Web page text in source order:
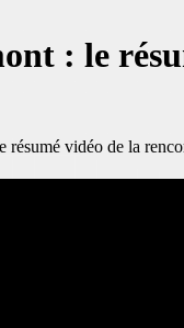
: le
résumé vidéo de la